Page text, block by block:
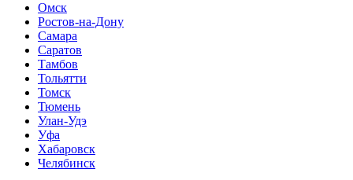
Омск
Ростов-на-Дону
Самара
Саратов
Тамбов
Тольятти
Томск
Тюмень
Улан-Удэ
Уфа
Хабаровск
Челябинск